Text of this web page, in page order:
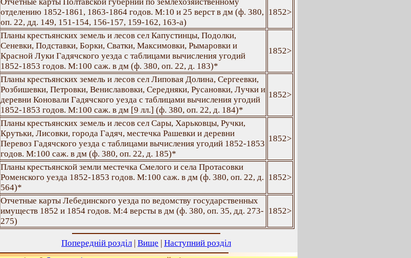
отделению 1852-1861, 1863-1864 годов. М:10 и 25 верст в дм (ф. 380,
оп. 22, дд. 149, 151-154, 156-157, 159-162, 163-а)
1852>
Планы крестьянских земель и лесов сел Капустинцы, Подолки,
Сеневки, Подставки, Борки, Сватки, Максимовки, Рымаровки и
Красной Луки Гадячского уезда с таблицами вычисления угодий
1852-1853 годов. М:100 саж. в дм (ф. 380, оп. 22, д. 183)*
1852>
Планы крестьянских земель и лесов сел Липовая Долина, Сергеевки,
Розбишевки, Петровки, Вениславовки, Середняки, Русановки, Лучки и
деревни Коновали Гадячского уезда с таблицами вычисления угодий
1852-1853 годов. М:100 саж. в дм [9 лл.] (ф. 380, оп. 22, д. 184)*
1852>
Планы крестьянских земель и лесов сел Сары, Харьковцы, Ручки,
Крутьки, Лисовки, города Гадяч, местечка Рашевки и деревни
Перевоз Гадячского уезда с таблицами вычисления угодий 1852-1853
годов. М:100 саж. в дм (ф. 380, оп. 22, д. 185)*
1852>
Планы крестьянской земли местечка Смелого и села Протасовки
Роменского уезда 1852-1853 годов. М:100 саж. в дм (ф. 380, оп. 22, д.
564)*
1852>
Отчетные карты Лебединского уезда по ведомству государственных
имуществ 1852 и 1854 годов. М:4 версты в дм (ф. 380, оп. 35, дд. 273-
275)
1852>
Попередній розділ | Вище | Наступний розділ